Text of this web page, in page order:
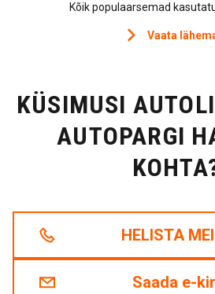
Kõik populaarsemad
Vaata
KÜSIMUSI
AUTOPARGI
HELISTA
Saada e-